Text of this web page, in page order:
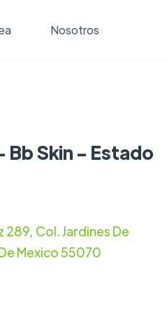
Nosotros
Bb Skin - Estado
289, Col. Jardines De
Mexico 55070